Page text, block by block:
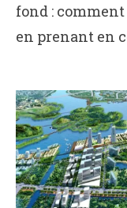
fond :
en prenant en